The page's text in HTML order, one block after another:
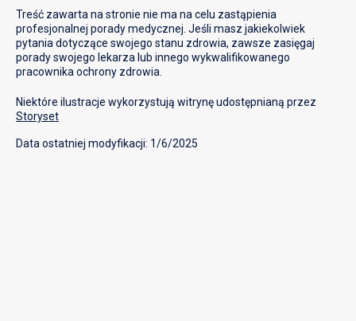
Treść zawarta na stronie nie ma na celu zastąpienia
profesjonalnej porady medycznej. Jeśli masz jakiekolwiek
pytania dotyczące swojego stanu zdrowia, zawsze zasięgaj
porady swojego lekarza lub innego wykwalifikowanego
pracownika ochrony zdrowia.
Niektóre ilustracje wykorzystują witrynę udostępnianą przez
Storyset
Data ostatniej modyfikacji: 1/6/2025